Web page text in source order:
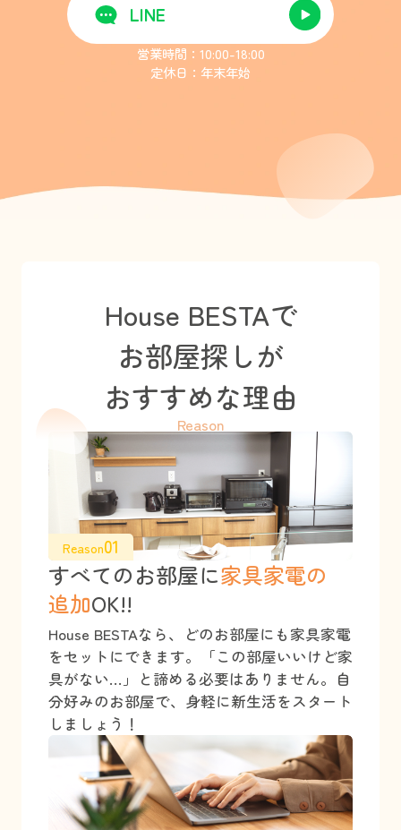
LINE
営業時間：10:00-18:00
定休日：年末年始
House BESTAで
お部屋探しが
おすすめな理由
Reason
Reason01
すべてのお部屋に家具家電の
追加OK!!
House BESTAなら、どのお部屋にも家具家電
をセットにできます。「この部屋いいけど家
具がない…」と諦める必要はありません。自
分好みのお部屋で、身軽に新生活をスタート
しましょう！